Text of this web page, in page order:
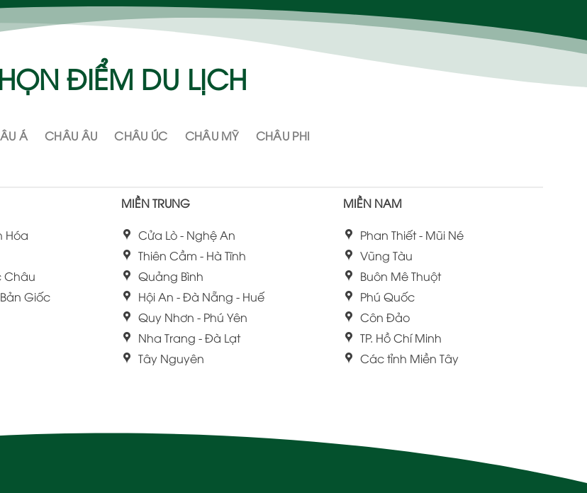
ĐIỂM DU LỊCH
Á CHÂU ÂU CHÂU ÚC CHÂU MỸ CHÂU PHI
Hóa
Châu
Giốc
MIỀN TRUNG
Cửa Lò - Nghệ An
Thiên Cầm - Hà Tĩnh
Quảng Bình
Hội An - Đà Nẵng - Huế
Quy Nhơn - Phú Yên
Nha Trang - Đà Lạt
Tây Nguyên
MIỀN NAM
Phan Thiết - Mũi Né
Vũng Tàu
Buôn Mê Thuột
Phú Quốc
Côn Đảo
TP. Hồ Chí Minh
Các tỉnh Miền Tây